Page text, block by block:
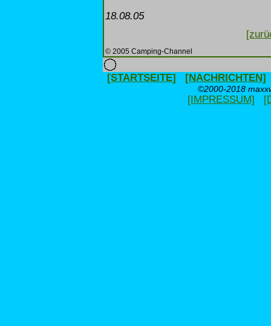
18.08.05
© 2005 Camping-Channel
[STARTSEITE] [NACHRICHTEN]
©2000-2018
[IMPRESSUM]